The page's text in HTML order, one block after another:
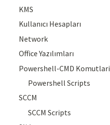
KMS
Kullanıcı Hesapları
Network
Office Yazılımları
Powershell-CMD Komutlari
Powershell Scripts
SCCM
SCCM Scripts